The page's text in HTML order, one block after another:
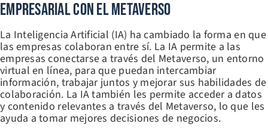
Empresarial Con El Metaverso
La Inteligencia Artificial (IA) ha cambiado la forma en que
las empresas colaboran entre sí. La IA permite a las
empresas conectarse a través del Metaverso, un entorno
virtual en línea, para que puedan intercambiar
información, trabajar juntos y mejorar sus habilidades de
colaboración. La IA también les permite acceder a datos
y contenido relevantes a través del Metaverso, lo que les
ayuda a tomar mejores decisiones de negocios.